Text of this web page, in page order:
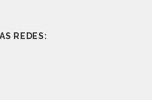
REDES: